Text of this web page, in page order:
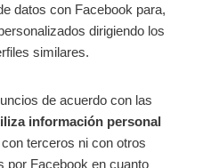
datos con Facebook para,
dirigiendo los
similares.
de acuerdo con las
información personal
terceros ni con otros
por Facebook en cuanto